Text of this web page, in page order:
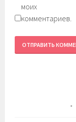
моих
комментариев.